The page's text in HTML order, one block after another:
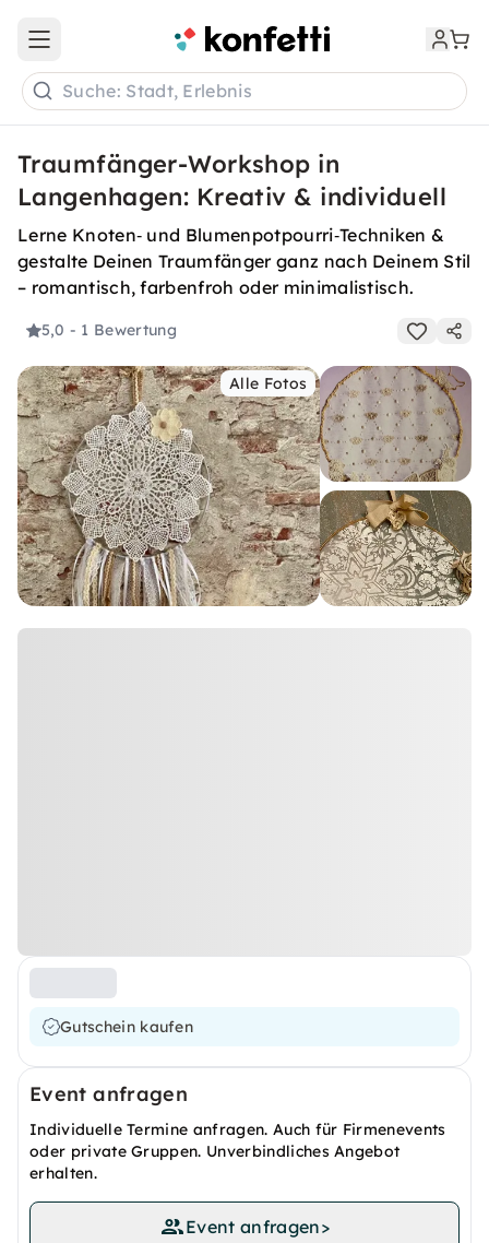
Open main menu
Suche: Stadt, Erlebnis
Traumfänger-Workshop in
Langenhagen: Kreativ & individuell
Lerne Knoten‑ und Blumenpotpourri‑Techniken &
gestalte Deinen Traumfänger ganz nach Deinem Stil
– romantisch, farbenfroh oder minimalistisch.
5,0 - 1 Bewertung
Alle Fotos
Gutschein kaufen
Event anfragen
Individuelle Termine anfragen. Auch für Firmenevents
oder private Gruppen. Unverbindliches Angebot
erhalten.
Event anfragen>